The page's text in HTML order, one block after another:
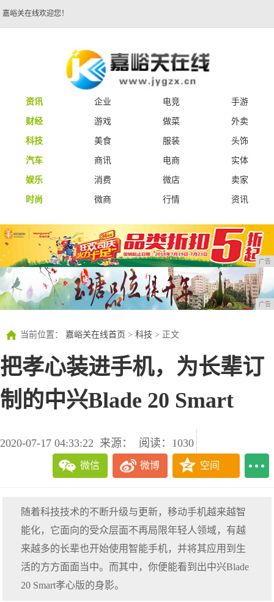
嘉峪关在线欢迎您！
资讯 企业 电竞
手游
财经
游戏 做菜
外卖
科技
美食 服装
头饰
汽车
商讯 电商
实体
娱乐
消费 微店
卖家
时尚
微商 行情 资讯
广告
广告
当前位置： 嘉峪关在线首页 > 科技 > 正文
把孝心装进手机，为长辈订
制的中兴Blade 20 Smart
2020-07-17 04:33:22 来源： 阅读：1030
微信 微博 空间
随着科技技术的不断升级与更新，移动手机越来越智
能化，它面向的受众层面不再局限年轻人领域，有越
来越多的长辈也开始使用智能手机，并将其应用到生
活的方方面面当中。而其中，你便能看到出中兴Blade
20 Smart孝心版的身影。